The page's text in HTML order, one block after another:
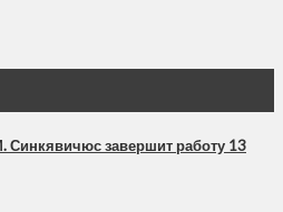
завершит работу 13